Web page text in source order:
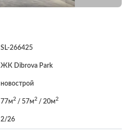
SL-266425
ЖК Dibrova Park
новострой
77м2 / 57м2 / 20м2
2/26